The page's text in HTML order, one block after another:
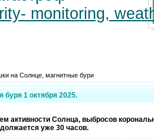
monitoring,
на Солнце, магнитные бури
буря 1 октября 2025.
активности Солнца, выбросов
уже 30 часов.